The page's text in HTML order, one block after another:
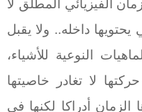
الفيزيائي المطلق لا
داخله.. ولا يقبل
النوعية للأشياء،
لا تغادر خاصيتها
الزمان أدراكا لكنها في